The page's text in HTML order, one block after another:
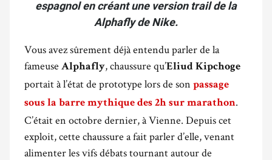
espagnol en créant une version trail de la
Alphafly de Nike.
Vous avez sûrement déjà entendu parler de la
fameuse Alphafly, chaussure qu’Eliud Kipchoge
portait à l’état de prototype lors de son passage
sous la barre mythique des 2h sur marathon.
C’était en octobre dernier, à Vienne. Depuis cet
exploit, cette chaussure a fait parler d’elle, venant
alimenter les vifs débats tournant autour de